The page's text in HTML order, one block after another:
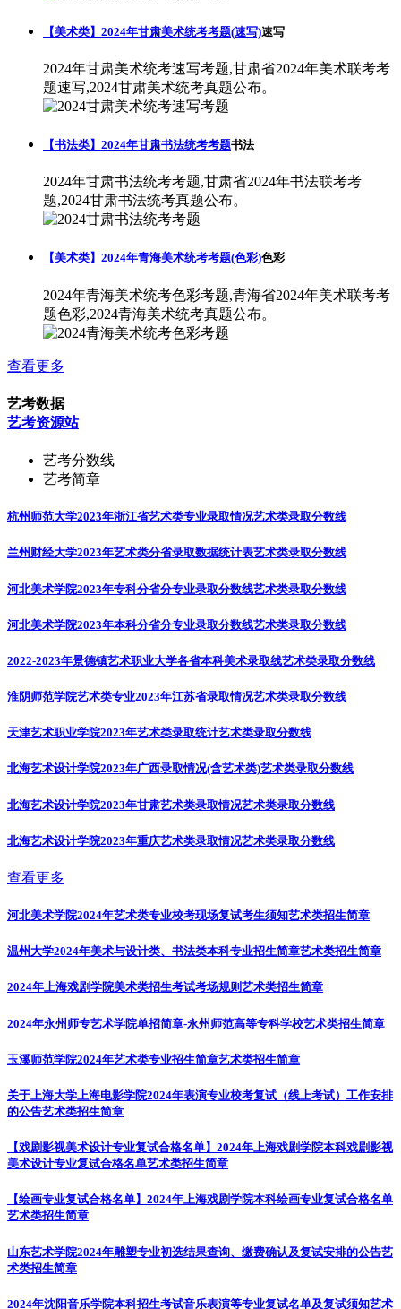
【美术类】2024年甘肃美术统考考题(速写)速写
2024年甘肃美术统考速写考题,甘肃省2024年美术联考考
题速写,2024甘肃美术统考真题公布。
【书法类】2024年甘肃书法统考考题书法
2024年甘肃书法统考考题,甘肃省2024年书法联考考
题,2024甘肃书法统考真题公布。
【美术类】2024年青海美术统考考题(色彩)色彩
2024年青海美术统考色彩考题,青海省2024年美术联考考
题色彩,2024青海美术统考真题公布。
查看更多
艺考数据
艺考资源站
艺考分数线
艺考简章
杭州师范大学2023年浙江省艺术类专业录取情况艺术类录取分数线
兰州财经大学2023年艺术类分省录取数据统计表艺术类录取分数线
河北美术学院2023年专科分省分专业录取分数线艺术类录取分数线
河北美术学院2023年本科分省分专业录取分数线艺术类录取分数线
2022-2023年景德镇艺术职业大学各省本科美术录取线艺术类录取分数线
淮阴师范学院艺术类专业2023年江苏省录取情况艺术类录取分数线
天津艺术职业学院2023年艺术类录取统计艺术类录取分数线
北海艺术设计学院2023年广西录取情况(含艺术类)艺术类录取分数线
北海艺术设计学院2023年甘肃艺术类录取情况艺术类录取分数线
北海艺术设计学院2023年重庆艺术类录取情况艺术类录取分数线
查看更多
河北美术学院2024年艺术类专业校考现场复试考生须知艺术类招生简章
温州大学2024年美术与设计类、书法类本科专业招生简章艺术类招生简章
2024年上海戏剧学院美术类招生考试考场规则艺术类招生简章
2024年永州师专艺术学院单招简章-永州师范高等专科学校艺术类招生简章
玉溪师范学院2024年艺术类专业招生简章艺术类招生简章
关于上海大学上海电影学院2024年表演专业校考复试（线上考试）工作安排
的公告艺术类招生简章
【戏剧影视美术设计专业复试合格名单】2024年上海戏剧学院本科戏剧影视
美术设计专业复试合格名单艺术类招生简章
【绘画专业复试合格名单】2024年上海戏剧学院本科绘画专业复试合格名单
艺术类招生简章
山东艺术学院2024年雕塑专业初选结果查询、缴费确认及复试安排的公告艺
术类招生简章
2024年沈阳音乐学院本科招生考试音乐表演等专业复试名单及复试须知艺术